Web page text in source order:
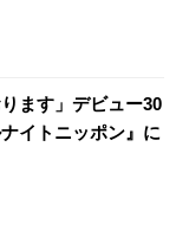
ます」デビュー30
イトニッポン』に